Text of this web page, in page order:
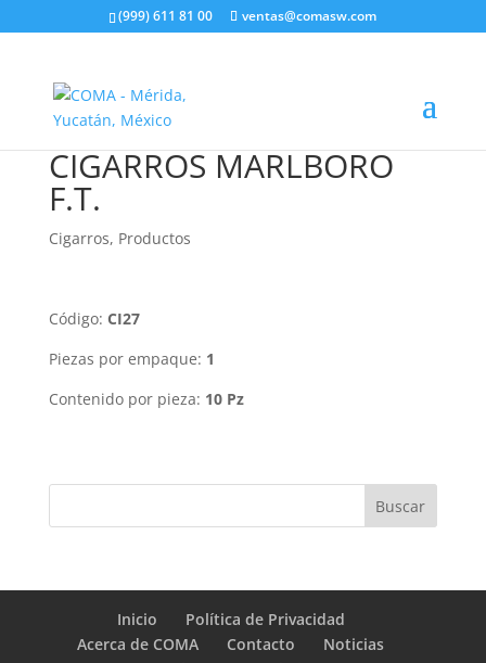
(999) 611 81 00 ventas@comasw.com
CIGARROS MARLBORO
F.T.
Cigarros, Productos
Código: CI27
Piezas por empaque: 1
Contenido por pieza: 10 Pz
Inicio
Política de Privacidad
Acerca de COMA
Contacto
Noticias